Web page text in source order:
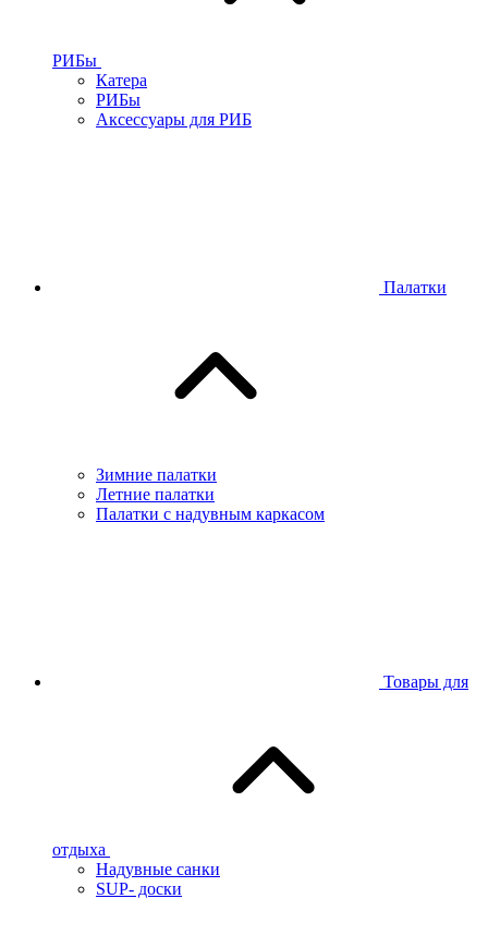
РИБы
Катера
РИБы
Аксессуары для РИБ
Палатки
Зимние палатки
Летние палатки
Палатки с надувным каркасом
Товары для
отдыха
Надувные санки
SUP- доски